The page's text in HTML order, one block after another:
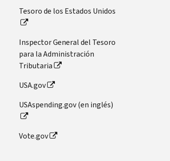
Tesoro de los Estados Unidos
Inspector General del Tesoro
para la Administración
Tributaria
USA.gov
USAspending.gov (en inglés)
Vote.gov